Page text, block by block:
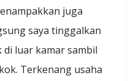
juga
saya tinggalkan
luar kamar sambil
Terkenang usaha